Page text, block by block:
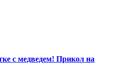
с медведем! Прикол на